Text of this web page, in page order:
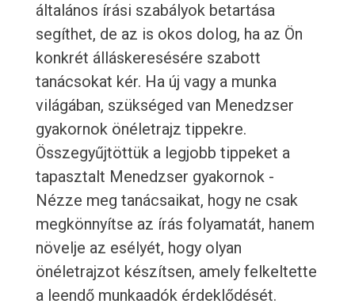
általános írási szabályok betartása
segíthet, de az is okos dolog, ha az Ön
konkrét álláskeresésére szabott
tanácsokat kér. Ha új vagy a munka
világában, szükséged van Menedzser
gyakornok önéletrajz tippekre.
Összegyűjtöttük a legjobb tippeket a
tapasztalt Menedzser gyakornok -
Nézze meg tanácsaikat, hogy ne csak
megkönnyítse az írás folyamatát, hanem
növelje az esélyét, hogy olyan
önéletrajzot készítsen, amely felkeltette
a leendő munkaadók érdeklődését.